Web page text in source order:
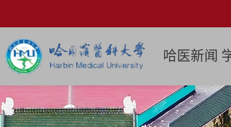
哈医新闻